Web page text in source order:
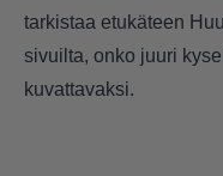
tarkistaa etukäteen
sivuilta, onko juuri
kuvattavaksi.